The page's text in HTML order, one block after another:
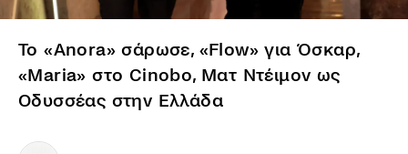
Το «Anora» σάρωσε, «Flow» για Όσκαρ,
«Maria» στο Cinobo, Ματ Ντέιμον ως
Οδυσσέας στην Ελλάδα